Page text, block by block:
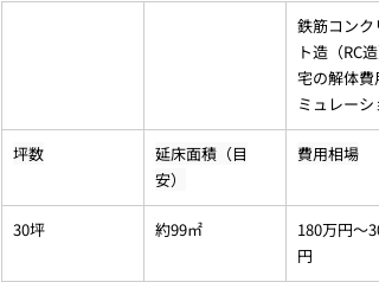
鉄筋コンク
ト造（RC造
宅の解体費
ミュレーシ
坪数
延床面積（目
安）
費用相場
30坪 約99㎡
180万円～
円